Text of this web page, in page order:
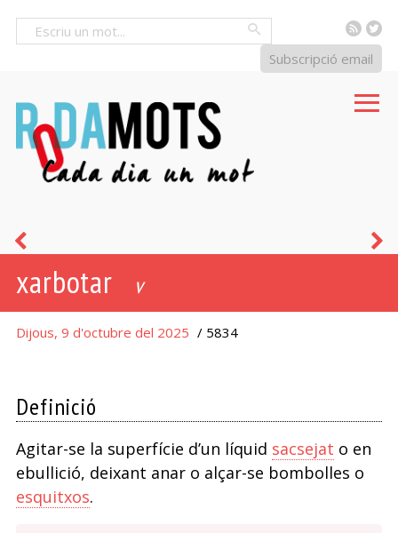
RSS
Subscripció email
xarbotar v
Dijous, 9 d'octubre del 2025 / 5834
Definició
Agitar-se la superfície d’un líquid sacsejat o en
ebullició, deixant anar o alçar-se bombolles o
esquitxos.
llavòrens